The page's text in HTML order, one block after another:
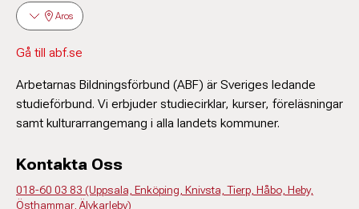
Aros
Gå till abf.se
Arbetarnas Bildningsförbund (ABF) är Sveriges ledande
studieförbund. Vi erbjuder studiecirklar, kurser, föreläsningar
samt kulturarrangemang i alla landets kommuner.
Kontakta Oss
018-60 03 83 (Uppsala, Enköping, Knivsta, Tierp, Håbo, Heby,
Östhammar, Älvkarleby)